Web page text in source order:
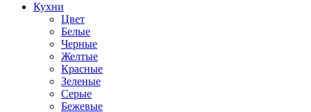
Кухни
Цвет
Белые
Черные
Желтые
Красные
Зеленые
Серые
Бежевые